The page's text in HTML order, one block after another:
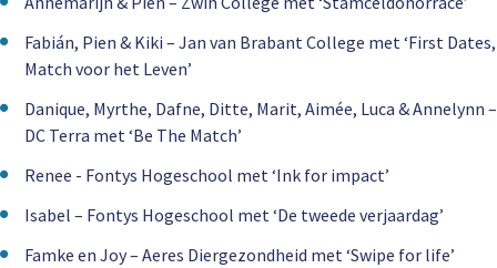
Fabián, Pien & Kiki – Jan van Brabant College met ‘First Dates,
Match voor het Leven’
Danique, Myrthe, Dafne, Ditte, Marit, Aimée, Luca & Annelynn –
DC Terra met ‘Be The Match’
Renee - Fontys Hogeschool met ‘Ink for impact’
Isabel – Fontys Hogeschool met ‘De tweede verjaardag’
Famke en Joy – Aeres Diergezondheid met ‘Swipe for life’